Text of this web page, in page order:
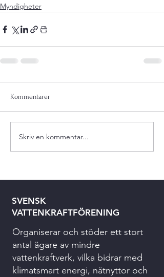
Myndigheter
Kommentarer
Skriv en kommentar...
SVENSK
VATTENKRAFTFÖRENING
Organiserar och stöder ett stort
antal ägare av mindre
vattenkraftverk, vilka bidrar med
klimatsmart energi, nätnyttor och